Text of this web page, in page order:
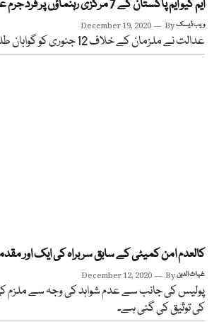
ایم کیو ایم پاکستان کے 7 مرکزی رہنماؤں پر فرد جرم عائد
December 19, 2020 Byویب ڈیسک
عدالت نے ملزمان کے خلاف 12 جنوری کو گواہان طلب کر لیے۔
کالعدم امن کمیٹی کے سابق سربراہ کی ایک اور
December 12, 2020 Byغیاث الدین
پولیس کی جانب سے عدم شواہد کی وجہ سے
کی توثیق کی گئی ہے۔